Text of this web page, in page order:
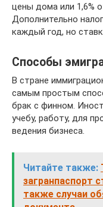
цены дома или 1,6%
Дополнительно
каждый год, но
Способы
В стране
самым простым
брак с финном.
учебу, работу, для
ведения бизнеса.
Читайте также:
загранпаспорт
также случаи